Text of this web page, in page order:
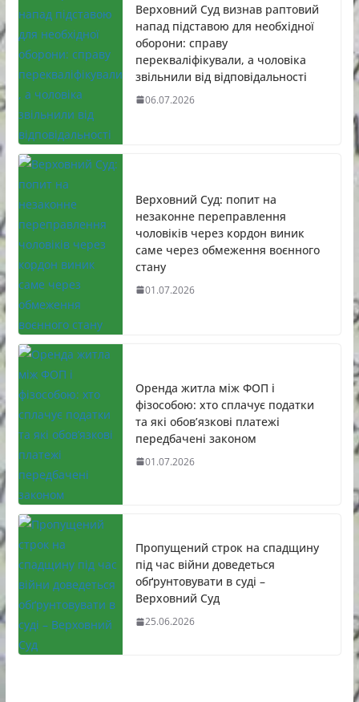
Верховний Суд визнав раптовий
напад підставою для необхідної
оборони: справу
перекваліфікували, а чоловіка
звільнили від відповідальності
06.07.2026
Верховний Суд: попит на
незаконне переправлення
чоловіків через кордон виник
саме через обмеження воєнного
стану
01.07.2026
Оренда житла між ФОП і
фізособою: хто сплачує податки
та які обов’язкові платежі
передбачені законом
01.07.2026
Пропущений строк на спадщину
під час війни доведеться
обґрунтовувати в суді –
Верховний Суд
25.06.2026